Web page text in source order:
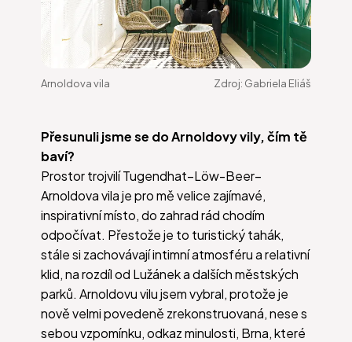
Arnoldova vila Zdroj: Gabriela Eliáš
Přesunuli jsme se do Arnoldovy vily, čím tě
baví?
Prostor trojvilí Tugendhat–Löw-Beer–
Arnoldova vila je pro mě velice zajímavé,
inspirativní místo, do zahrad rád chodím
odpočívat. Přestože je to turistický tahák,
stále si zachovávají intimní atmosféru a relativní
klid, na rozdíl od Lužánek a dalších městských
parků. Arnoldovu vilu jsem vybral, protože je
nově velmi povedeně zrekonstruovaná, nese s
sebou vzpomínku, odkaz minulosti, Brna, které